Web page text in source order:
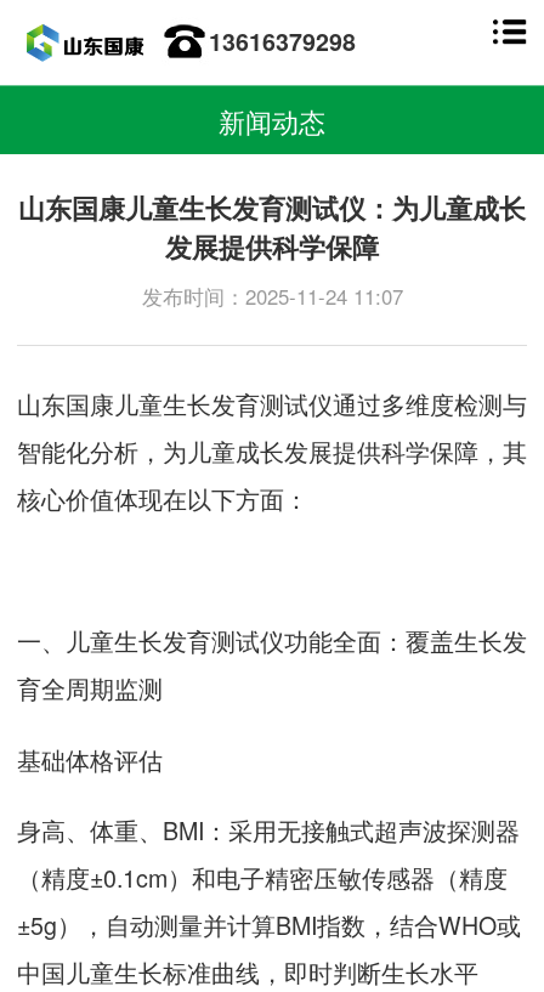
13616379298
新闻动态
山东国康儿童生长发育测试仪：为儿童成长
发展提供科学保障
发布时间：2025-11-24 11:07
山东国康儿童生长发育测试仪通过多维度检测与
智能化分析，为儿童成长发展提供科学保障，其
核心价值体现在以下方面：
一、 儿童生长发育测试仪功能全面：覆盖生长发
育全周期监测
基础体格评估
身高、体重、BMI：采用无接触式超声波探测器
（精度±0.1cm）和电子精密压敏传感器（精度
±5g），自动测量并计算BMI指数，结合WHO或
中国儿童生长标准曲线，即时判断生长水平